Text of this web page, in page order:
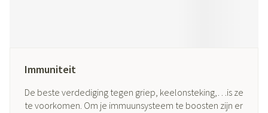
Immuniteit
De beste verdediging tegen griep, keelonsteking,…is ze
te voorkomen. Om je immuunsysteem te boosten zijn er